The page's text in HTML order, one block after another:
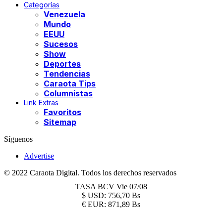
Categorías
Venezuela
Mundo
EEUU
Sucesos
Show
Deportes
Tendencias
Caraota Tips
Columnistas
Link Extras
Favoritos
Sitemap
Síguenos
Advertise
© 2022 Caraota Digital. Todos los derechos reservados
TASA BCV Vie 07/08
$ USD: 756,70 Bs
€ EUR: 871,89 Bs